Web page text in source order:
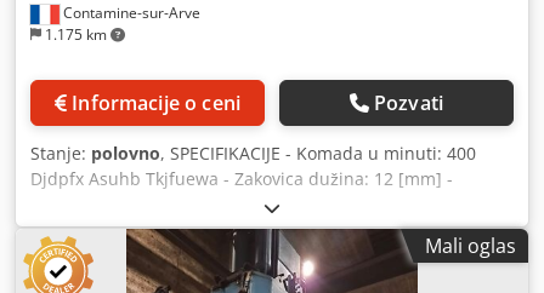
Contamine-sur-Arve
1.175 km
Informacije o ceni Pozvati
Stanje: polovno, SPECIFIKACIJE - Komada u minuti: 400
Djdpfx Asuhb Tkjfuewa - Zakovica dužina: 12 [mm] -
Dubina bušenja (maks.) : 5 [mm] - Prečnik sečenja: 3 [mm]
- Širina : 1.12 [m] - Zahtev za prostor (dužina) : 2.21 [m] -
Visina : 1.77 [m] - Motor: 4 [KS / kV] - Neto težina: 2.500 [kg]
- Ukupna masa: 3.000 [kg] PRIBOR - Alati po fotografiji
Mali oglas